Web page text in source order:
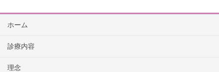
ホーム
診療内容
理念